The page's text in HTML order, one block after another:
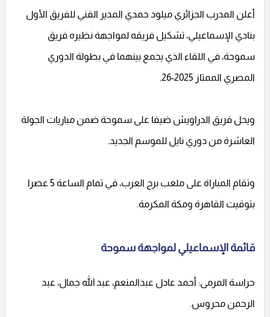
أعلن المدرب الجزائري ميلود حمدي المدير الفني للفريق الأول
بنادي الإسماعيلي، تشكيل فريقه لمواجهة نظيره فريق
سموحة، في اللقاء الذي يجمع بينهما في بطولة الدوري
المصري الممتاز 2025-26.
ويحل فريق الدراويش ضيفا على سموحة ضمن مباريات الجولة
العاشرة من دوري نايل للموسم الجديد.
وتقام المباراة على ملعب برج العرب، في تمام الساعة 5 عصرا
بتوقيت القاهرة ومكة المكرمة.
قائمة الإسماعيلي لمواجهة سموحة
حراسة المرمى: أحمد عادل عبدالمنعم، عبد الله جمال، عبد
الرحمن محروس.